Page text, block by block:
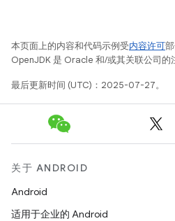
本页面上的内容和代码示例受内容许可
OpenJDK 是 Oracle 和/或其关联公司的
最后更新时间 (UTC)：2025-07-27。
关于 ANDROID
Android
适用于企业的 Android